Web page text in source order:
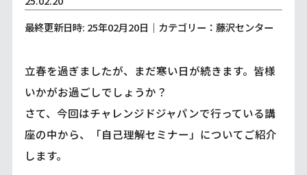
最終更新日時: 25年02月20日｜カテゴリー：藤沢センター
立春を過ぎましたが、まだ寒い日が続きます。皆様
いかがお過ごしでしょうか？
さて、今回はチャレンジドジャパンで行っている講
座の中から、「自己理解セミナー」についてご紹介
します。